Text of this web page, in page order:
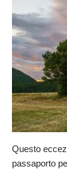
Questo
passaporto